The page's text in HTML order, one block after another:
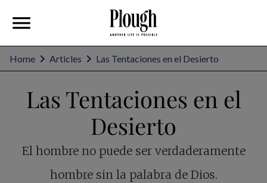
Home Articles Las Tentaciones en el Desierto
Las Tentaciones en el
Desierto
El hombre no puede ser verdaderamente
hombre sin la palabra de Dios.